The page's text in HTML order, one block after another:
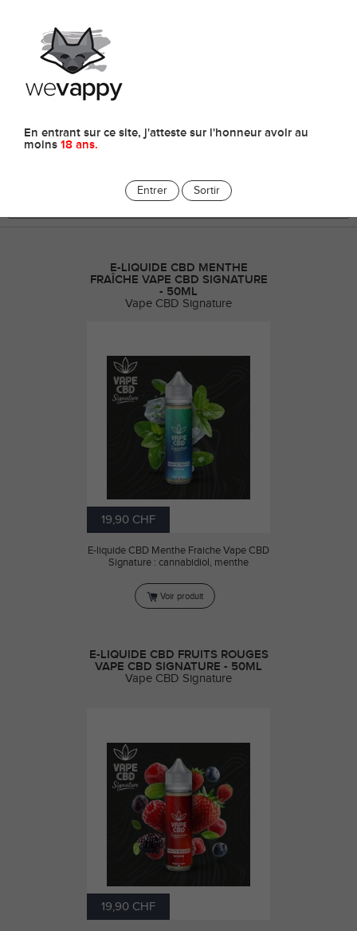
En entrant sur ce site, j'atteste sur l'honneur avoir au
moins 18 ans.
Entrer Sortir
E-liquides
E-LIQUIDE CBD MENTHE
FRAÎCHE VAPE CBD SIGNATURE
- 50ML
Vape CBD Signature
19,90 CHF
E-liquide CBD Menthe Fraiche Vape CBD
Signature : cannabidiol, menthe
Voir produit
E-LIQUIDE CBD FRUITS ROUGES
VAPE CBD SIGNATURE - 50ML
Vape CBD Signature
19,90 CHF